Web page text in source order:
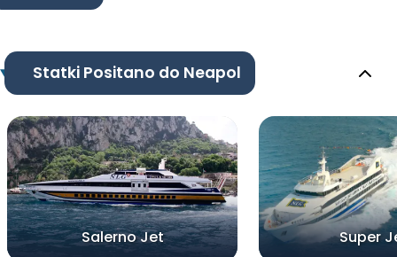
Statki Positano do Neapol
Salerno Jet Super